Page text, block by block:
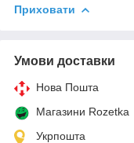
Приховати
Умови доставки
Нова Пошта
Магазини Rozetka
Укрпошта